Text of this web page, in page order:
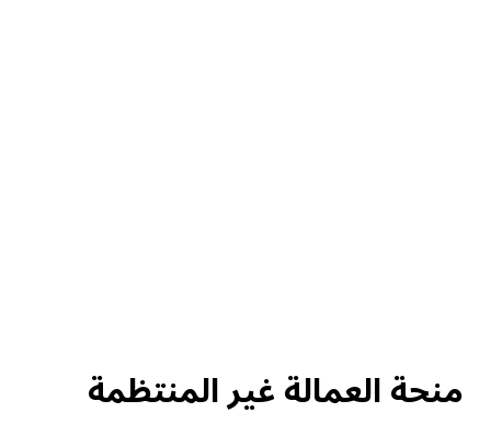
منحة العمالة غير المنتظمة